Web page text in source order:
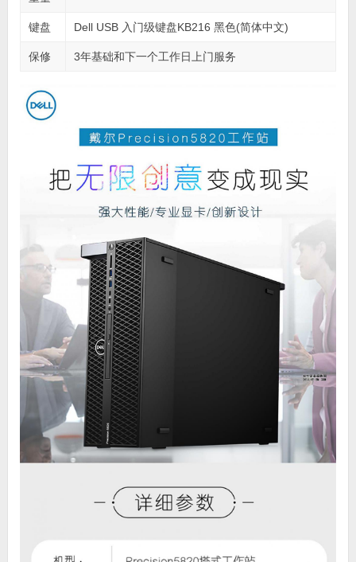
键盘 Dell USB 入门级键盘KB216 黑色(简体中文)
保修 3年基础和下一个工作日上门服务